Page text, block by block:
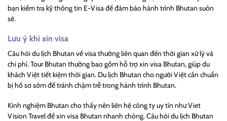
bạn kiểm tra kỹ thông tin E-Visa để đảm bảo hành trình Bhutan suôn
sẻ.
Lưu ý khi xin visa
Câu hỏi du lịch Bhutan về visa thường liên quan đến thời gian xử lý và
chi phí. Tour Bhutan thường bao gồm hỗ trợ xin visa Bhutan, giúp du
khách Việt tiết kiệm thời gian. Du lịch Bhutan cho người Việt cần chuẩn
bị hồ sơ sớm để tránh chậm trễ trong hành trình Bhutan.
Kinh nghiệm Bhutan cho thấy nên liên hệ công ty uy tín như Viet
Vision Travel để xin visa Bhutan nhanh chóng. Câu hỏi du lịch Bhutan